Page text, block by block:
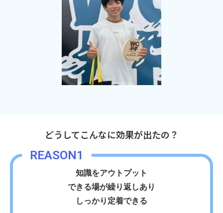
どうしてこんなに効果が出たの？
REASON1
知識をアウトプット
できる場が繰り返しあり
しっかり定着できる